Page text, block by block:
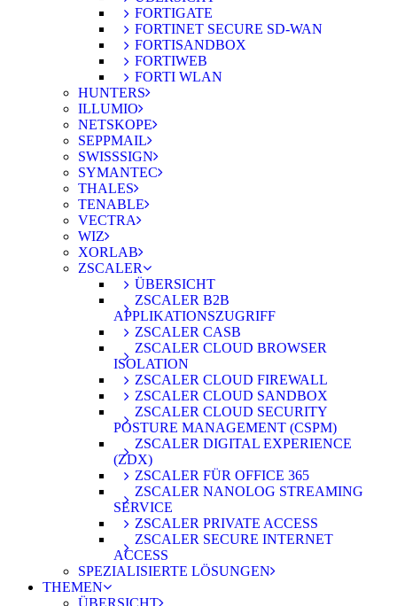
FORTIGATE
FORTINET SECURE SD-WAN
FORTISANDBOX
FORTIWEB
FORTI WLAN
HUNTERS
ILLUMIO
NETSKOPE
SEPPMAIL
SWISSSIGN
SYMANTEC
THALES
TENABLE
VECTRA
WIZ
XORLAB
ZSCALER
ÜBERSICHT
ZSCALER B2B
APPLIKATIONSZUGRIFF
ZSCALER CASB
ZSCALER CLOUD BROWSER
ISOLATION
ZSCALER CLOUD FIREWALL
ZSCALER CLOUD SANDBOX
ZSCALER CLOUD SECURITY
POSTURE MANAGEMENT (CSPM)
ZSCALER DIGITAL EXPERIENCE
(ZDX)
ZSCALER FÜR OFFICE 365
ZSCALER NANOLOG STREAMING
SERVICE
ZSCALER PRIVATE ACCESS
ZSCALER SECURE INTERNET
ACCESS
SPEZIALISIERTE LÖSUNGEN
THEMEN
ÜBERSICHT